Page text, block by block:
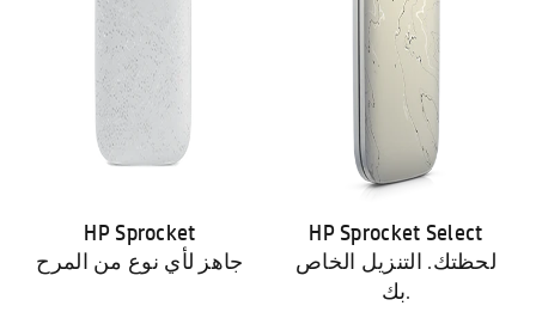
HP Sprocket
جاهز لأي نوع من المرح
HP Sprocket Select
لحظتك. التنزيل الخاص
بك.